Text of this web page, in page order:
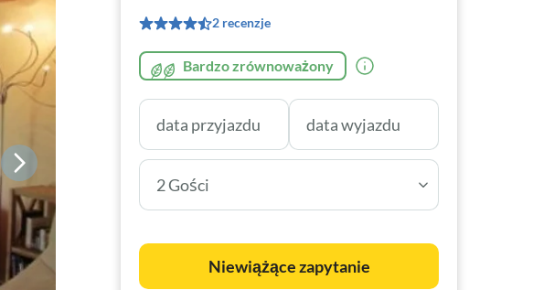
2 recenzje
Bardzo zrównoważony
2 Gości
Niewiążące zapytanie